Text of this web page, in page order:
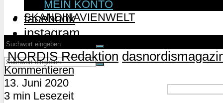
facebook
instagram
Username or Email Address
MEIN KONTO
SKANDINAVIENWELT
NORDIS Redaktion
Kommentieren
13. Juni 2020
3 min Lesezeit